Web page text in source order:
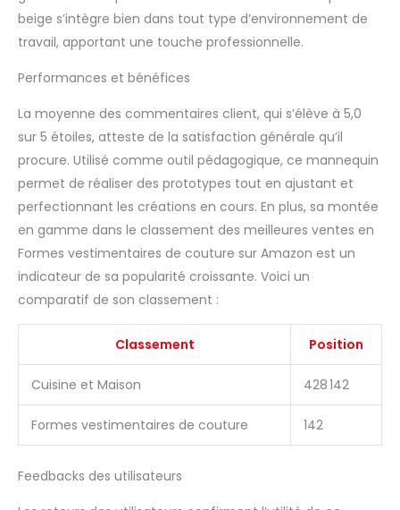
portable. Montage
facile : vissez la barre
base ronde et serrez la
modèle dans la barre
métallique et serrez le
bouton. Polyvalent : le
mannequin de couture
à l'échelle 1:2 peut être
utilisé pour la
formation en design, la
coupe et la pratique du
drapage, ainsi que
petits vêtements de
mode, peut également
servir à exposer des
bijoux sur un comptoir.
beige s’intègre bien dans tout type d’environnement de
travail, apportant une touche professionnelle.
Performances et bénéfices
La moyenne des commentaires client, qui s’élève à 5,0
sur 5 étoiles, atteste de la satisfaction générale qu’il
procure. Utilisé comme outil pédagogique, ce mannequin
permet de réaliser des prototypes tout en ajustant et
perfectionnant les créations en cours. En plus, sa montée
en gamme dans le classement des meilleures ventes en
Formes vestimentaires de couture sur Amazon est un
indicateur de sa popularité croissante. Voici un
comparatif de son classement :
Classement Position
Cuisine et Maison 428 142
Formes vestimentaires de couture 142
Feedbacks des utilisateurs